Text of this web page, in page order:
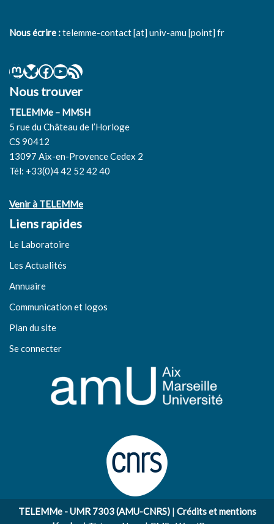
Nous écrire :telemme-contact [at] univ-amu [point] fr
Nous trouver
TELEMMe – MMSH
5 rue du Château de l’Horloge
CS 90412
13097 Aix-en-Provence Cedex 2
Tél: +33(0)4 42 52 42 40
Venir à TELEMMe
Liens rapides
Le Laboratoire
Les Actualités
Annuaire
Communication et logos
Plan du site
Se connecter
TELEMMe - UMR 7303 (AMU-CNRS)| Crédits et mentions